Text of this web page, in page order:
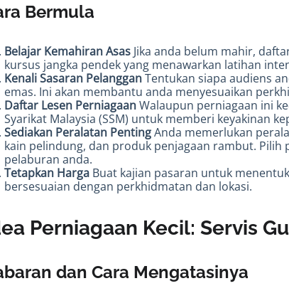
Bermula
Belajar Kemahiran Asas Jika anda belum mahir,
kursus jangka pendek yang menawarkan latihan
Kenali Sasaran PelangganTentukan siapa audiens
emas. Ini akan membantu anda menyesuaikan
Daftar Lesen PerniagaanWalaupun perniagaan ini
Syarikat Malaysia (SSM) untuk memberi keyakinan
Sediakan Peralatan PentingAnda memerlukan
kain pelindung, dan produk penjagaan rambut.
pelaburan anda.
Tetapkan Harga Buat kajian pasaran untuk
bersesuaian dengan perkhidmatan dan lokasi.
Perniagaan Kecil: Servis
dan Cara Mengatasinya